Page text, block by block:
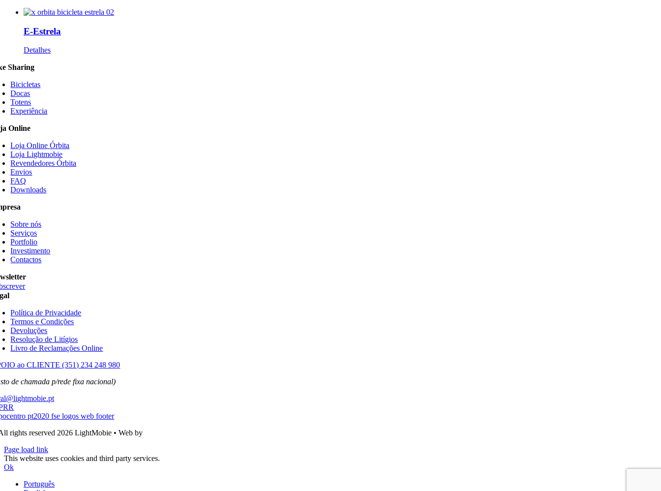
E-Estrela
Detalhes
Sharing
Bicicletas
Docas
Totens
Experiência
Online
Loja Online Órbita
Loja Lightmobie
Revendedores Órbita
Envios
FAQ
Downloads
Sobre nós
Serviços
Portfolio
Investimento
Contactos
Política de Privacidade
Termos e Condições
Devoluções
Resolução de Litígios
Livro de Reclamações Online
ao CLIENTE (351) 234 248 980
de chamada p/rede fixa nacional)
rights reserved2026 LightMobie • Web by
Page load link
This website uses cookies and third party services.
Ok
Português